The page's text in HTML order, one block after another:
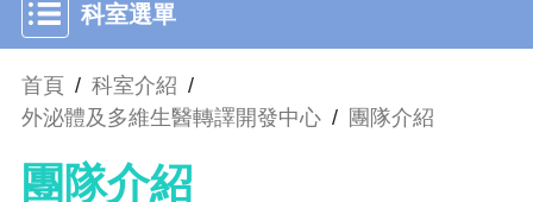
科室選單
首頁 / 科室介紹 /
外泌體及多維生醫轉譯開發中心 / 團隊介紹
團隊介紹